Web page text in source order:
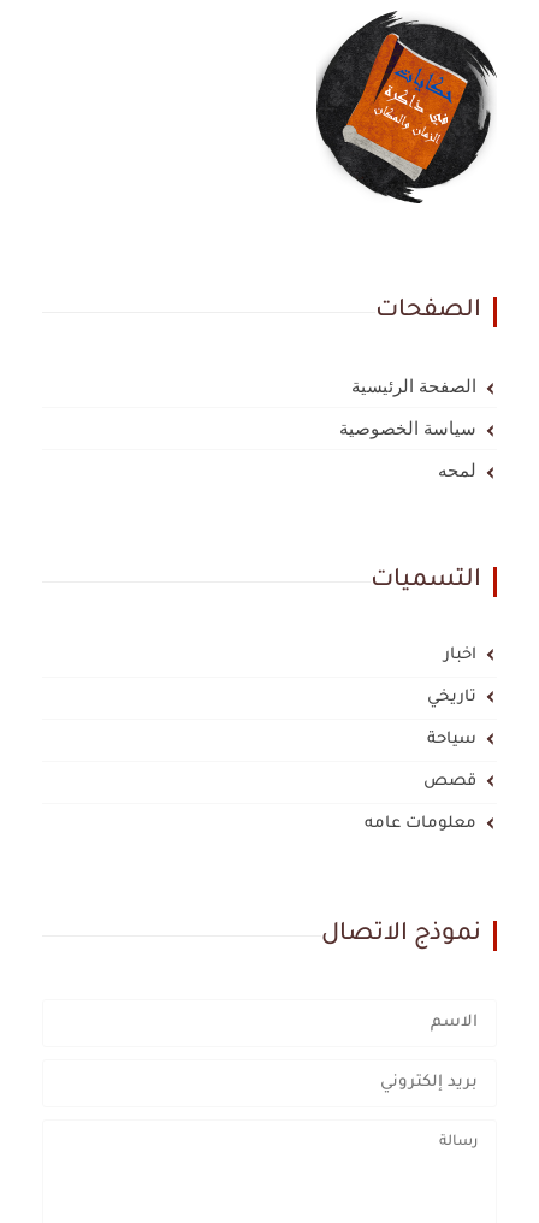
الصفحات
الصفحة الرئيسية
سياسة الخصوصية
لمحه
التسميات
اخبار
تاريخي
سياحة
قصص
معلومات عامه
نموذج الاتصال